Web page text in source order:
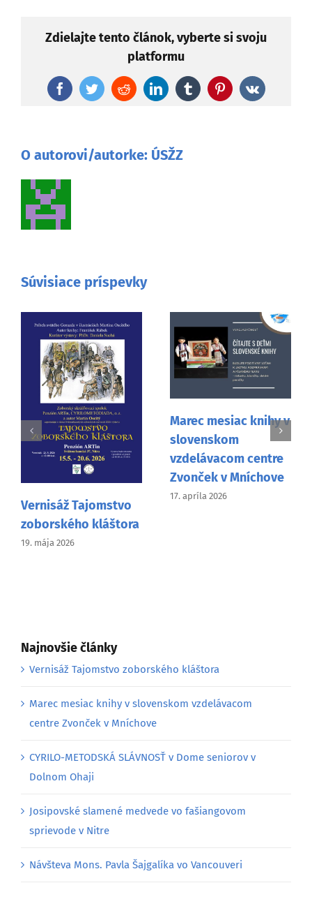
Zdielajte tento článok, vyberte si svoju
platformu
FacebookTwitterRedditLinkedInTumblr Pinterest
Vk
O autorovi/autorke: ÚSŽZ
Súvisiace príspevky
Vernisáž Tajomstvo
zoborského kláštora
19. mája 2026
Marec mesiac knihy v
slovenskom
vzdelávacom centre
Zvonček v Mníchove
17. apríla 2026
Najnovšie články
Vernisáž Tajomstvo zoborského kláštora
Marec mesiac knihy v slovenskom vzdelávacom
centre Zvonček v Mníchove
CYRILO-METODSKÁ SLÁVNOSŤ v Dome seniorov v
Dolnom Ohaji
Josipovské slamené medvede vo fašiangovom
sprievode v Nitre
Návšteva Mons. Pavla Šajgalíka vo Vancouveri